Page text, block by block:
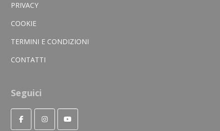
PRIVACY
COOKIE
TERMINI E CONDIZIONI
CONTATTI
Seguici